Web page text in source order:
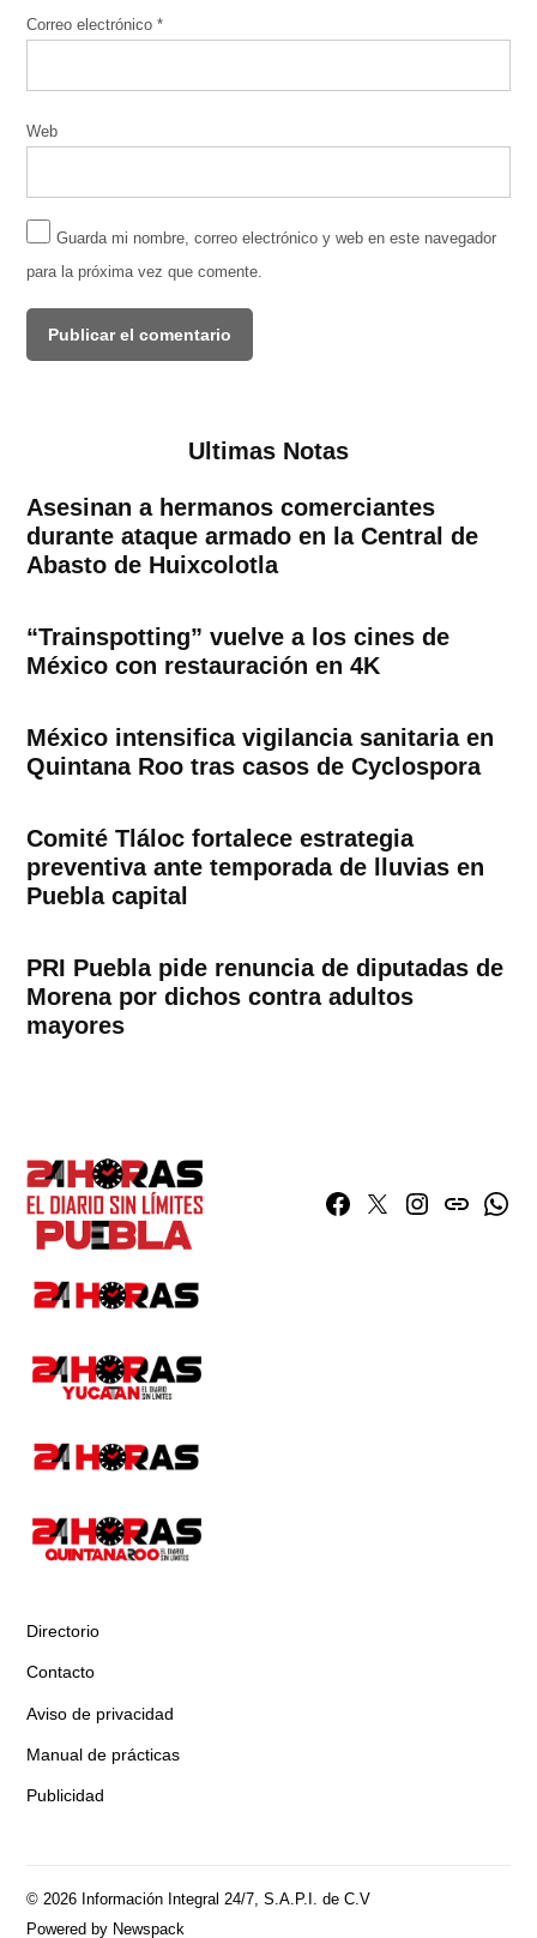
Correo electrónico*
Web
Guarda mi nombre, correo electrónico y web en este navegador
para la próxima vez que comente.
Ultimas Notas
Asesinan a hermanos comerciantes
durante ataque armado en la Central de
Abasto de Huixcolotla
“Trainspotting” vuelve a los cines de
México con restauración en 4K
México intensifica vigilancia sanitaria en
Quintana Roo tras casos de Cyclospora
Comité Tláloc fortalece estrategia
preventiva ante temporada de lluvias en
Puebla capital
PRI Puebla pide renuncia de diputadas de
Morena por dichos contra adultos
mayores
Facebook
TwitterInstagram
issuu
Directorio
Contacto
Aviso de privacidad
Manual de prácticas
Publicidad
© 2026 Información Integral 24/7, S.A.P.I. de C.V
Powered by Newspack